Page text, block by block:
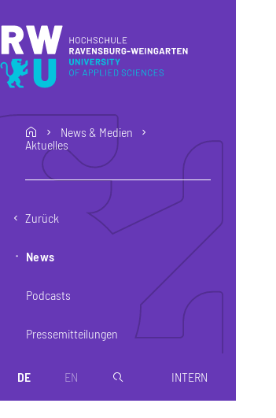
home
News & Medien
Aktuelles
Zurück
News
Podcasts
Pressemitteilungen
DE EN magnifier INTERN